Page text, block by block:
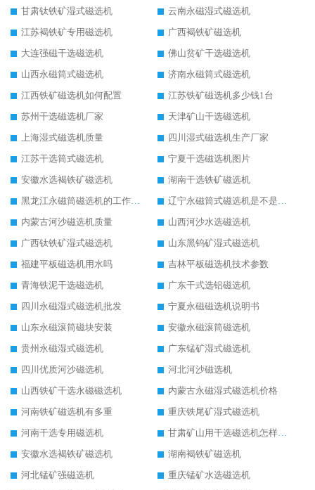
甘肃钛铁矿湿式磁选机
云南永磁湿式磁选机
江苏褐铁矿专用磁选机
广西褐铁矿磁选机
大连强磁干选磁选机
佛山贫矿干选磁选机
山西永磁筒式磁选机
济南永磁筒式磁选机
江西铁矿磁选机如何配置
江苏铁矿磁选机多少钱1台
苏州干选磁选机厂家
天津矿山干选磁选机
上海湿式磁选机质量
四川湿式磁选机生产厂家
江苏干选筒式磁选机
宁夏干选磁选机图片
安徽水选褐铁矿磁选机
湖南干选铁矿磁选机
黑龙江永磁筒磁选机的工作原理
辽宁永磁筒式磁选机是不是强磁
内蒙古河沙磁选机质量
山西河沙水选磁选机
广西钛铁矿湿式磁选机
山东黑钨矿湿式磁选机
福建平板磁选机用水吗
吉林平板磁选机技术参数
青海铁泥干选磁选机
广东干式选铝磁选机
四川永磁湿式磁选机批发
宁夏永磁磁选机说明书
山东永磁滚筒磁块安装
安徽永磁滚筒磁选机
贵州永磁湿式磁选机
广东锰矿湿式磁选机
四川优质河沙磁选机
河北河沙磁选机
山西铁矿干选永磁磁选机
内蒙古永磁湿式磁选机价格
河南铁矿磁选机有多重
重庆铁尾矿湿式磁选机
河南干选专用磁选机
甘肃矿山用干选磁选机怎样调磁
安徽水选褐铁矿磁选机
湖南褐铁矿磁选机
河北锰矿强磁选机
重庆锰矿水选磁选机